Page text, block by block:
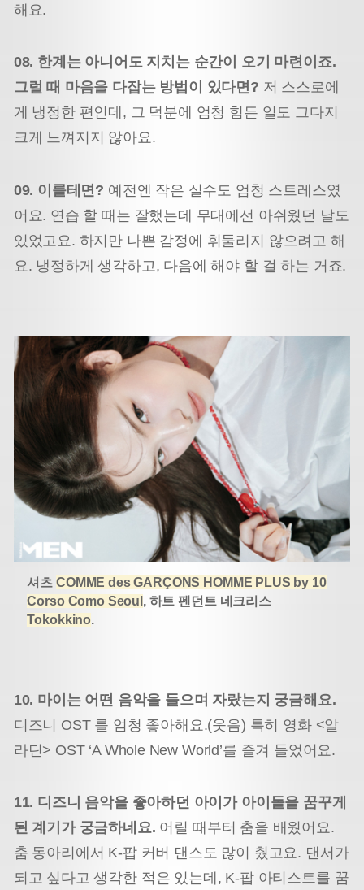
해요.
08. 한계는 아니어도 지치는 순간이 오기 마련이죠.
그럴 때 마음을 다잡는 방법이 있다면? 저 스스로에
게 냉정한 편인데, 그 덕분에 엄청 힘든 일도 그다지
크게 느껴지지 않아요.
09. 이를테면? 예전엔 작은 실수도 엄청 스트레스였
어요. 연습 할 때는 잘했는데 무대에선 아쉬웠던 날도
있었고요. 하지만 나쁜 감정에 휘둘리지 않으려고 해
요. 냉정하게 생각하고, 다음에 해야 할 걸 하는 거죠.
셔츠 COMME des GARÇONS HOMME PLUS by 10
Corso Como Seoul , 하트 펜던트 네크리스
Tokokkino.
10. 마이는 어떤 음악을 들으며 자랐는지 궁금해요.
디즈니 OST 를 엄청 좋아해요.(웃음) 특히 영화 <알
라딘> OST ‘A Whole New World’를 즐겨 들었어요.
11. 디즈니 음악을 좋아하던 아이가 아이돌을 꿈꾸게
된 계기가 궁금하네요. 어릴 때부터 춤을 배웠어요.
춤 동아리에서 K-팝 커버 댄스도 많이 췄고요. 댄서가
되고 싶다고 생각한 적은 있는데, K-팝 아티스트를 꿈